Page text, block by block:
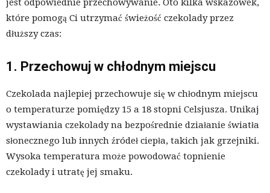
jest odpowiednie przechowywanie. Oto kilka wskazówek,
które pomogą Ci utrzymać świeżość czekolady przez
dłuższy czas:
1. Przechowuj w chłodnym miejscu
Czekolada najlepiej przechowuje się w chłodnym miejscu
o temperaturze pomiędzy 15 a 18 stopni Celsjusza. Unikaj
wystawiania czekolady na bezpośrednie działanie światła
słonecznego lub innych źródeł ciepła, takich jak grzejniki.
Wysoka temperatura może powodować topnienie
czekolady i utratę jej smaku.